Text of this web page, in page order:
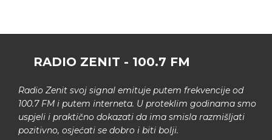
RADIO ZENIT - 100.7 FM
Radio Zenit svoj signal emituje putem frekvencije od
100.7 FM i putem interneta. U proteklim godinama smo
uspjeli i praktično dokazati da ima smisla razmišljati
pozitivno, osjećati se dobro i biti bolji.